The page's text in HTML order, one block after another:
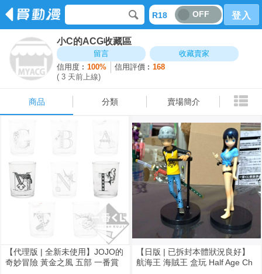
R18 OFF 登入
小C的ACG收藏區
留言
收藏賣家
信用度︰100% 信用評價︰168
( 3 天前上線)
商品 分類 賣場簡介
【代理版 | 全新未使用】JOJO的
奇妙冒險 黃金之風 五部 一番賞
【日版 | 已拆封本體狀況良好】
航海王 海賊王 盒玩 Half Age Ch
商品 分類